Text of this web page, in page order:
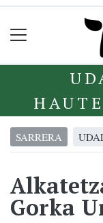
SARRERA
Gorka